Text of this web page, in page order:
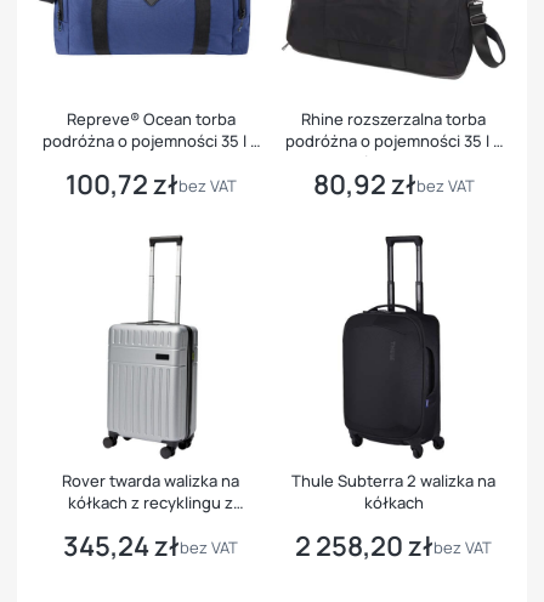
Repreve® Ocean torba
podróżna o pojemności 35 l z
certyfikatem GRS
Cena
100,72 złbez VAT
Rhine rozszerzalna torba
podróżna o pojemności 35 l z
materiałów z recyklingu z
certyfikatem GRS
Cena
80,92 złbez VAT
Rover twarda walizka na
kółkach z recyklingu z
Cena
345,24 złbez VAT
Thule Subterra 2 walizka na
kółkach
Cena
2 258,20 złbez VAT